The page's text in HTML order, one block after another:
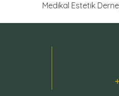
Medikal Estetik